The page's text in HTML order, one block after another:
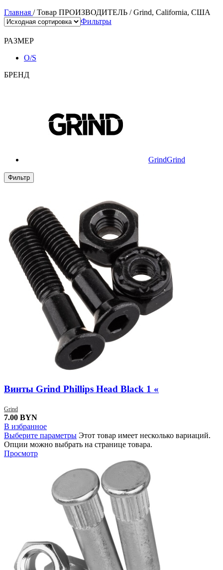
Главная / Товар ПРОИЗВОДИТЕЛЬ / Grind, California, США
Фильтры
РАЗМЕР
O/S
БРЕНД
GrindGrind
Фильтр
Винты Grind Phillips Head Black 1 «
Grind
7.00 BYN
В избранное
Выберите параметры Этот товар имеет несколько вариаций.
Опции можно выбрать на странице товара.
Просмотр